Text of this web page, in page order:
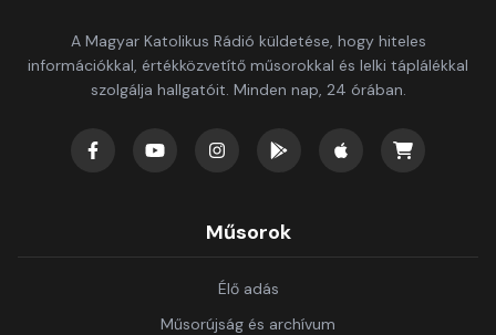
A Magyar Katolikus Rádió küldetése, hogy hiteles
információkkal, értékközvetítő műsorokkal és lelki táplálékkal
szolgálja hallgatóit. Minden nap, 24 órában.
Műsorok
Élő adás
Műsorújság és archívum